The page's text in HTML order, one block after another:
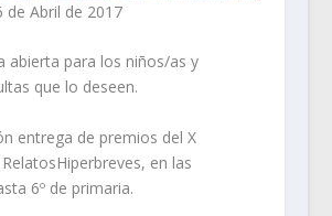
de Abril de 2017
abierta para los niños/as y
que lo deseen.
entrega de premios del X
en las
6º de primaria.